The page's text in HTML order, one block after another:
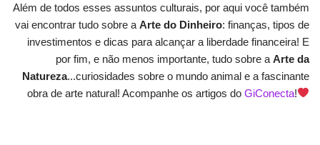
Além de todos esses assuntos culturais, por aqui você também
vai encontrar tudo sobre a Arte do Dinheiro: finanças, tipos de
investimentos e dicas para alcançar a liberdade financeira! E
por fim, e não menos importante, tudo sobre a Arte da
Natureza...curiosidades sobre o mundo animal e a fascinante
obra de arte natural! Acompanhe os artigos do GiConecta!